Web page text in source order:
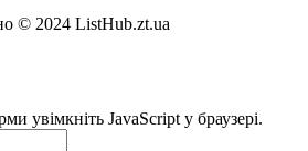
© 2024 ListHub.zt.ua
увімкніть JavaScript у браузері.